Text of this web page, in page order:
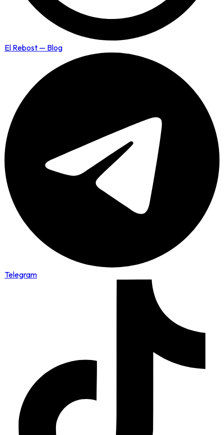
El Rebost — Blog
Telegram